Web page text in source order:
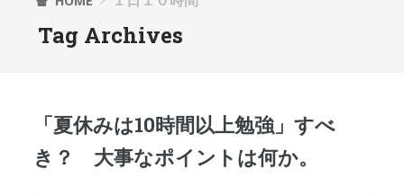
Tag Archives
「夏休みは10時間以上勉強」すべ
き？ 大事なポイントは何か。